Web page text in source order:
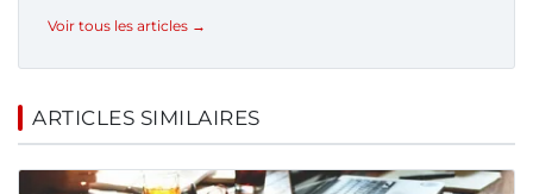
Voir tous les articles →
ARTICLES SIMILAIRES